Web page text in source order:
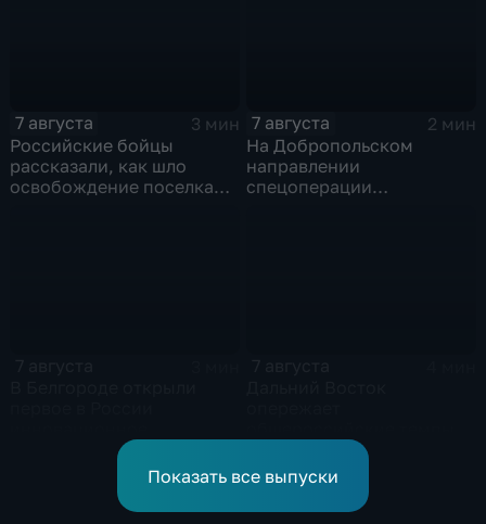
7 августа
3 мин
Российские бойцы
рассказали, как шло
освобождение поселка
7 августа
2 мин
На Добропольском
направлении
спецоперации
модульное приемное
отделение детской
по привлечению
инвестиций, доложил
Юрий Трутнев Владимиру
Путину
Показать все выпуски